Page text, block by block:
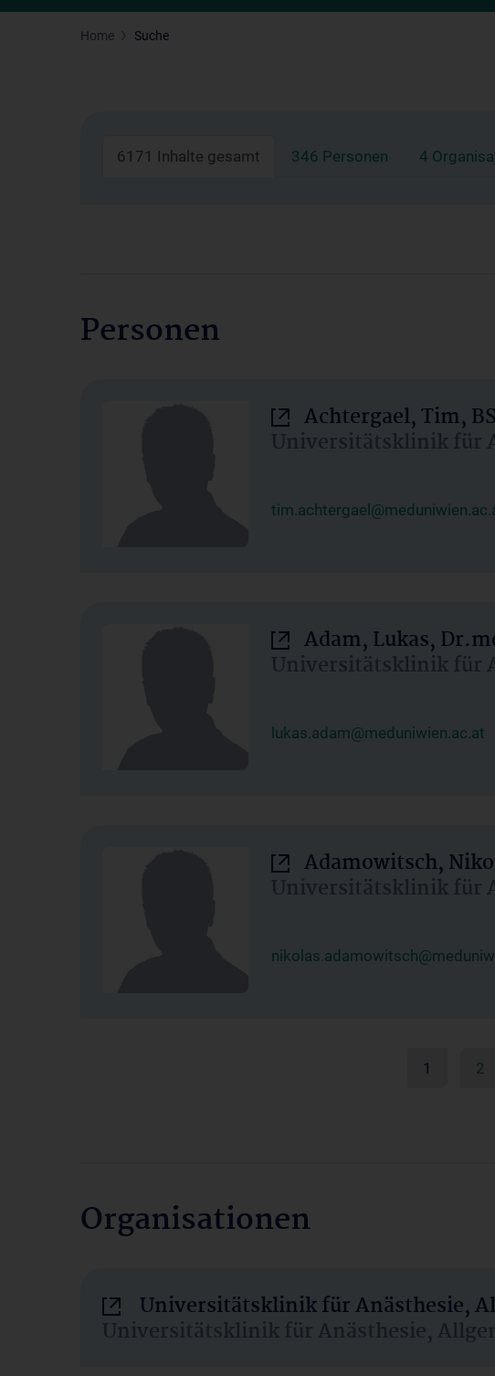
Home Suche
6171 Inhalte gesamt 346 Personen 4
Personen
Achtergael, Tim,
Universitätsklinik für
Adam, Lukas,
Universitätsklinik für
lukas.adam@meduniwien.ac.at
Adamowitsch,
Universitätsklinik für
1 2
Organisationen
Universitätsklinik für Anästhesie,
Universitätsklinik für Anästhesie,